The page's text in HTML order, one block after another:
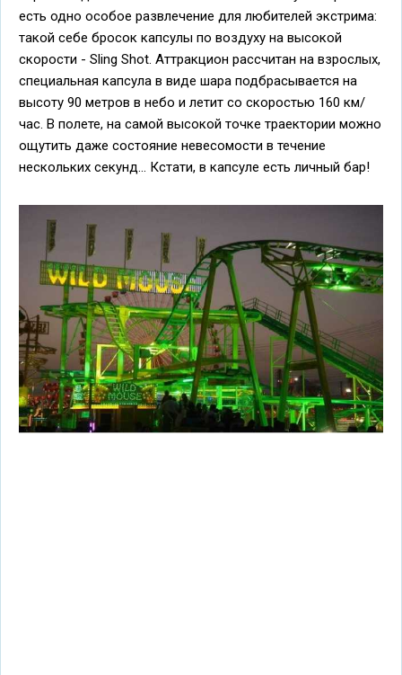
есть одно особое развлечение для любителей экстрима:
такой себе бросок капсулы по воздуху на высокой
скорости - Sling Shot. Аттракцион рассчитан на взрослых,
специальная капсула в виде шара подбрасывается на
высоту 90 метров в небо и летит со скоростью 160 км/
час. В полете, на самой высокой точке траектории можно
ощутить даже состояние невесомости в течение
нескольких секунд... Кстати, в капсуле есть личный бар!